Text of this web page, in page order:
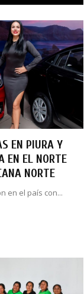
EN PIURA Y
EN EL NORTE
NORTE
en el país con...